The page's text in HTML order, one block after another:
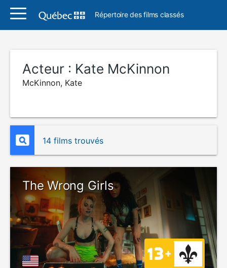
Répertoire des films classés
Acteur : Kate McKinnon
McKinnon, Kate
14 films trouvés
The Wrong Girls